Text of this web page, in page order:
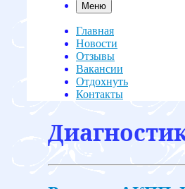
Меню
Главная
Новости
Отзывы
Вакансии
Отдохнуть
Контакты